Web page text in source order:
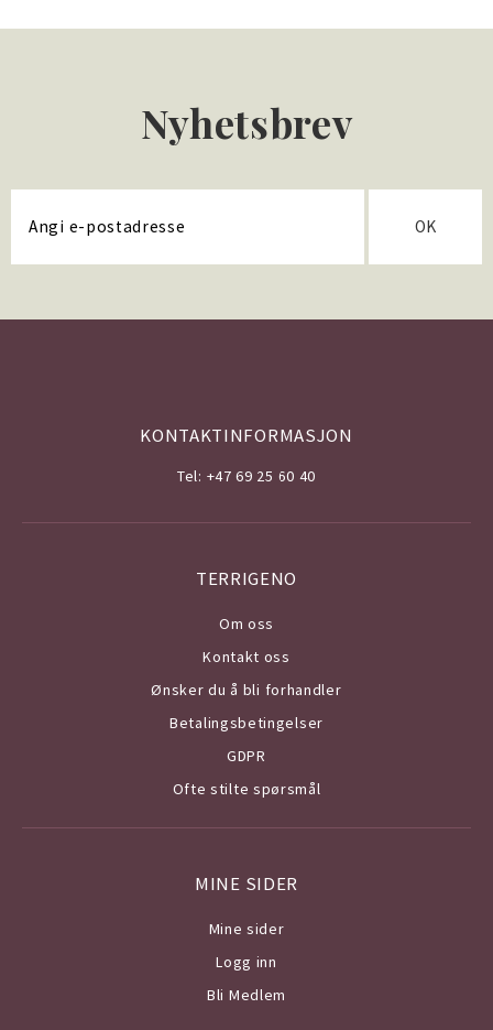
Nyhetsbrev
OK
KONTAKTINFORMASJON
Tel: +47 69 25 60 40
TERRIGENO
Om oss
Kontakt oss
Ønsker du å bli forhandler
Betalingsbetingelser
GDPR
Ofte stilte spørsmål
MINE SIDER
Mine sider
Logg inn
Bli Medlem